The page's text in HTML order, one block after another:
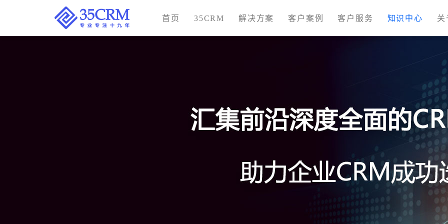
首页 35CRM 解决方案 客户案例 客户服务 知识中心 关